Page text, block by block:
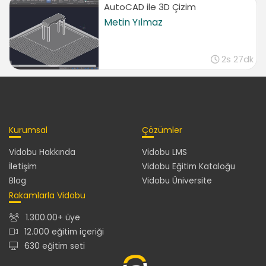
03:35
Salon tefrişlerinin kullanımı 5
02:40
Döşeme çizimi 1
06:48
05:46
Döşeme çizimi 4
09:05
03:03
Zemin Kat Ölçülendirme
AutoCAD ile 3D Çizim
Metin Yılmaz
2s 27dk
Kurumsal
Vidobu Hakkında
İletişim
Blog
Çözümler
Vidobu LMS
Vidobu Eğitim Kataloğu
Vidobu Üniversite
Rakamlarla Vidobu
1.300.00+ üye
12.000 eğitim içeriği
630 eğitim seti